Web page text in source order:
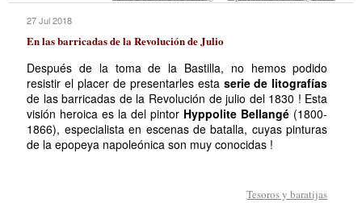
27 Jul 2018
En las barricadas de la Revolución de Julio
Después de la toma de la Bastilla, no hemos podido
resistir el placer de presentarles esta serie de litografías
de las barricadas de la Revolución de julio del 1830 ! Esta
visión heroica es la del pintor Hyppolite Bellangé (1800-
1866), especialista en escenas de batalla, cuyas pinturas
de la epopeya napoleónica son muy conocidas !
Tesoros y baratijas